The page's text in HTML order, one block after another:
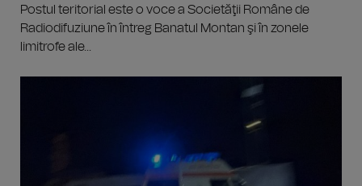
Postul teritorial este o voce a Societăţii Române de
Radiodifuziune în întreg Banatul Montan şi în zonele
limitrofe ale...